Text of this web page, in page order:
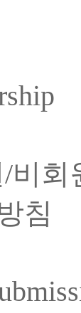
비회
침